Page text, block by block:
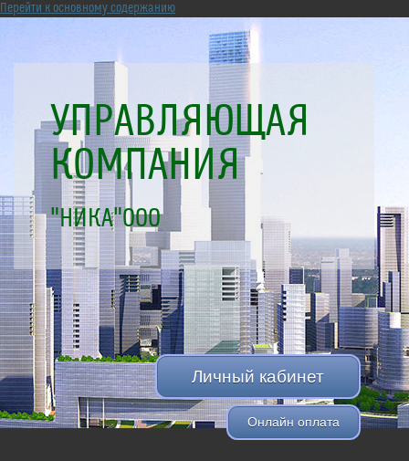
Перейти к основному содержанию
УПРАВЛЯЮЩАЯ
КОМПАНИЯ
"НИКА"ООО
Личный кабинет
Онлайн оплата